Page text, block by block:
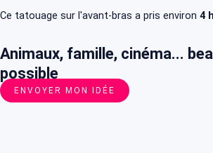
Ce tatouage sur l'avant-bras a pris environ 4
Animaux, famille, cinéma...
possible
ENVOYER MON IDÉE